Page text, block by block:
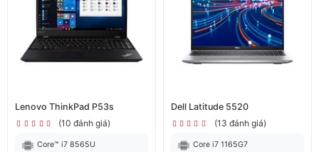
Lenovo ThinkPad P53s
(10 đánh giá)
Core™ i7 8565U
Dell Latitude 5520
(13 đánh giá)
Core i7 1165G7